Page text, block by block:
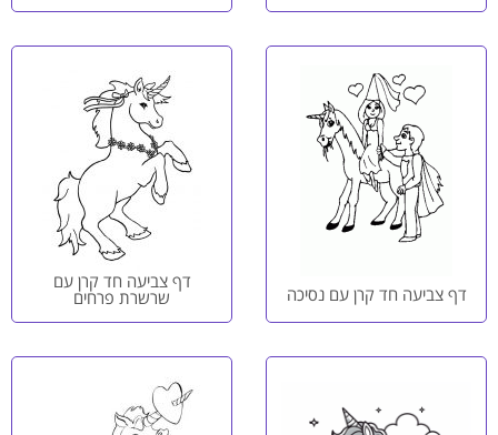
דף צביעה חד קרן עם נסיכה
דף צביעה חד קרן עם
שרשרת פרחים